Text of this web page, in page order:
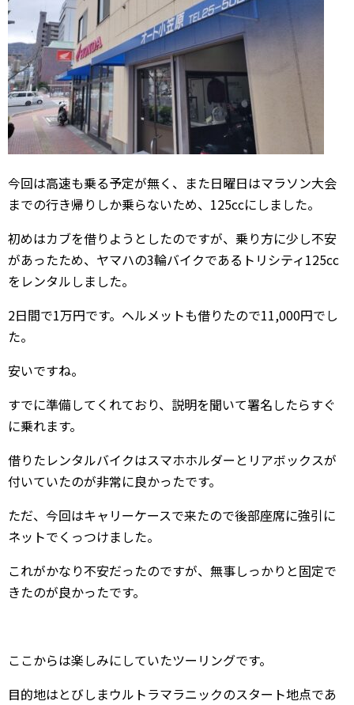
今回は高速も乗る予定が無く、また日曜日はマラソン大会
までの行き帰りしか乗らないため、125ccにしました。
初めはカブを借りようとしたのですが、乗り方に少し不安
があったため、ヤマハの3輪バイクであるトリシティ125cc
をレンタルしました。
2日間で1万円です。ヘルメットも借りたので11,000円でし
た。
安いですね。
すでに準備してくれており、説明を聞いて署名したらすぐ
に乗れます。
借りたレンタルバイクはスマホホルダーとリアボックスが
付いていたのが非常に良かったです。
ただ、今回はキャリーケースで来たので後部座席に強引に
ネットでくっつけました。
これがかなり不安だったのですが、無事しっかりと固定で
きたのが良かったです。
ここからは楽しみにしていたツーリングです。
目的地はとびしまウルトラマラニックのスタート地点であ